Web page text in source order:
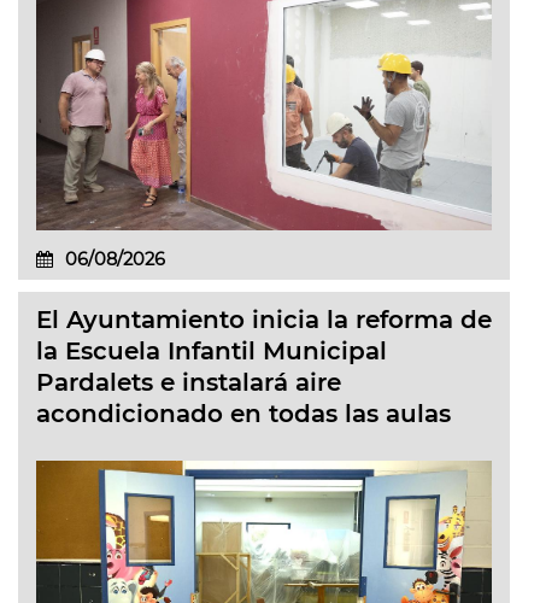
06/08/2026
El Ayuntamiento inicia la reforma de
la Escuela Infantil Municipal
Pardalets e instalará aire
acondicionado en todas las aulas